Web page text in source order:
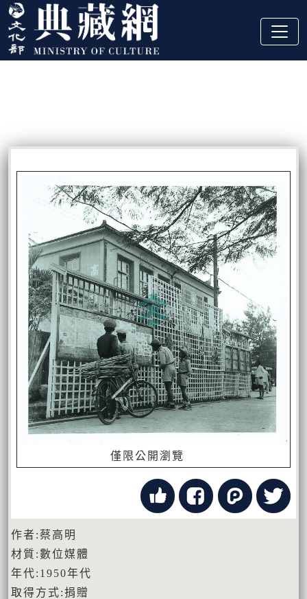
跳到主要內容
:::
僅限公開瀏覽
作者:蔡高明
材質:數位媒體
年代:1950年代
取得方式:捐贈